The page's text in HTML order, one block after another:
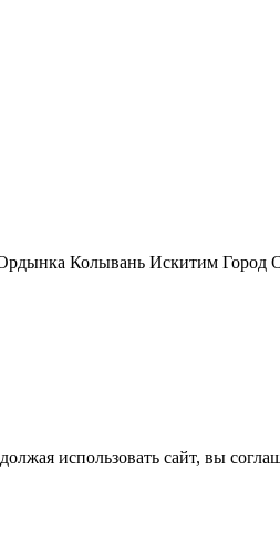
Колывань Искитим
использовать сайт, вы